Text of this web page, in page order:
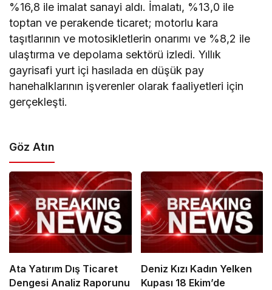
%16,8 ile imalat sanayi aldı. İmalatı, %13,0 ile
toptan ve perakende ticaret; motorlu kara
taşıtlarının ve motosikletlerin onarımı ve %8,2 ile
ulaştırma ve depolama sektörü izledi. Yıllık
gayrisafi yurt içi hasılada en düşük pay
hanehalklarının işverenler olarak faaliyetleri için
gerçekleşti.
Göz Atın
Ata Yatırım Dış Ticaret
Dengesi Analiz Raporunu
Deniz Kızı Kadın Yelken
Kupası 18 Ekim’de